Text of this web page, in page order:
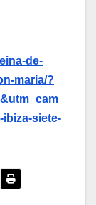
de-
maria/?
ibiza-siete-